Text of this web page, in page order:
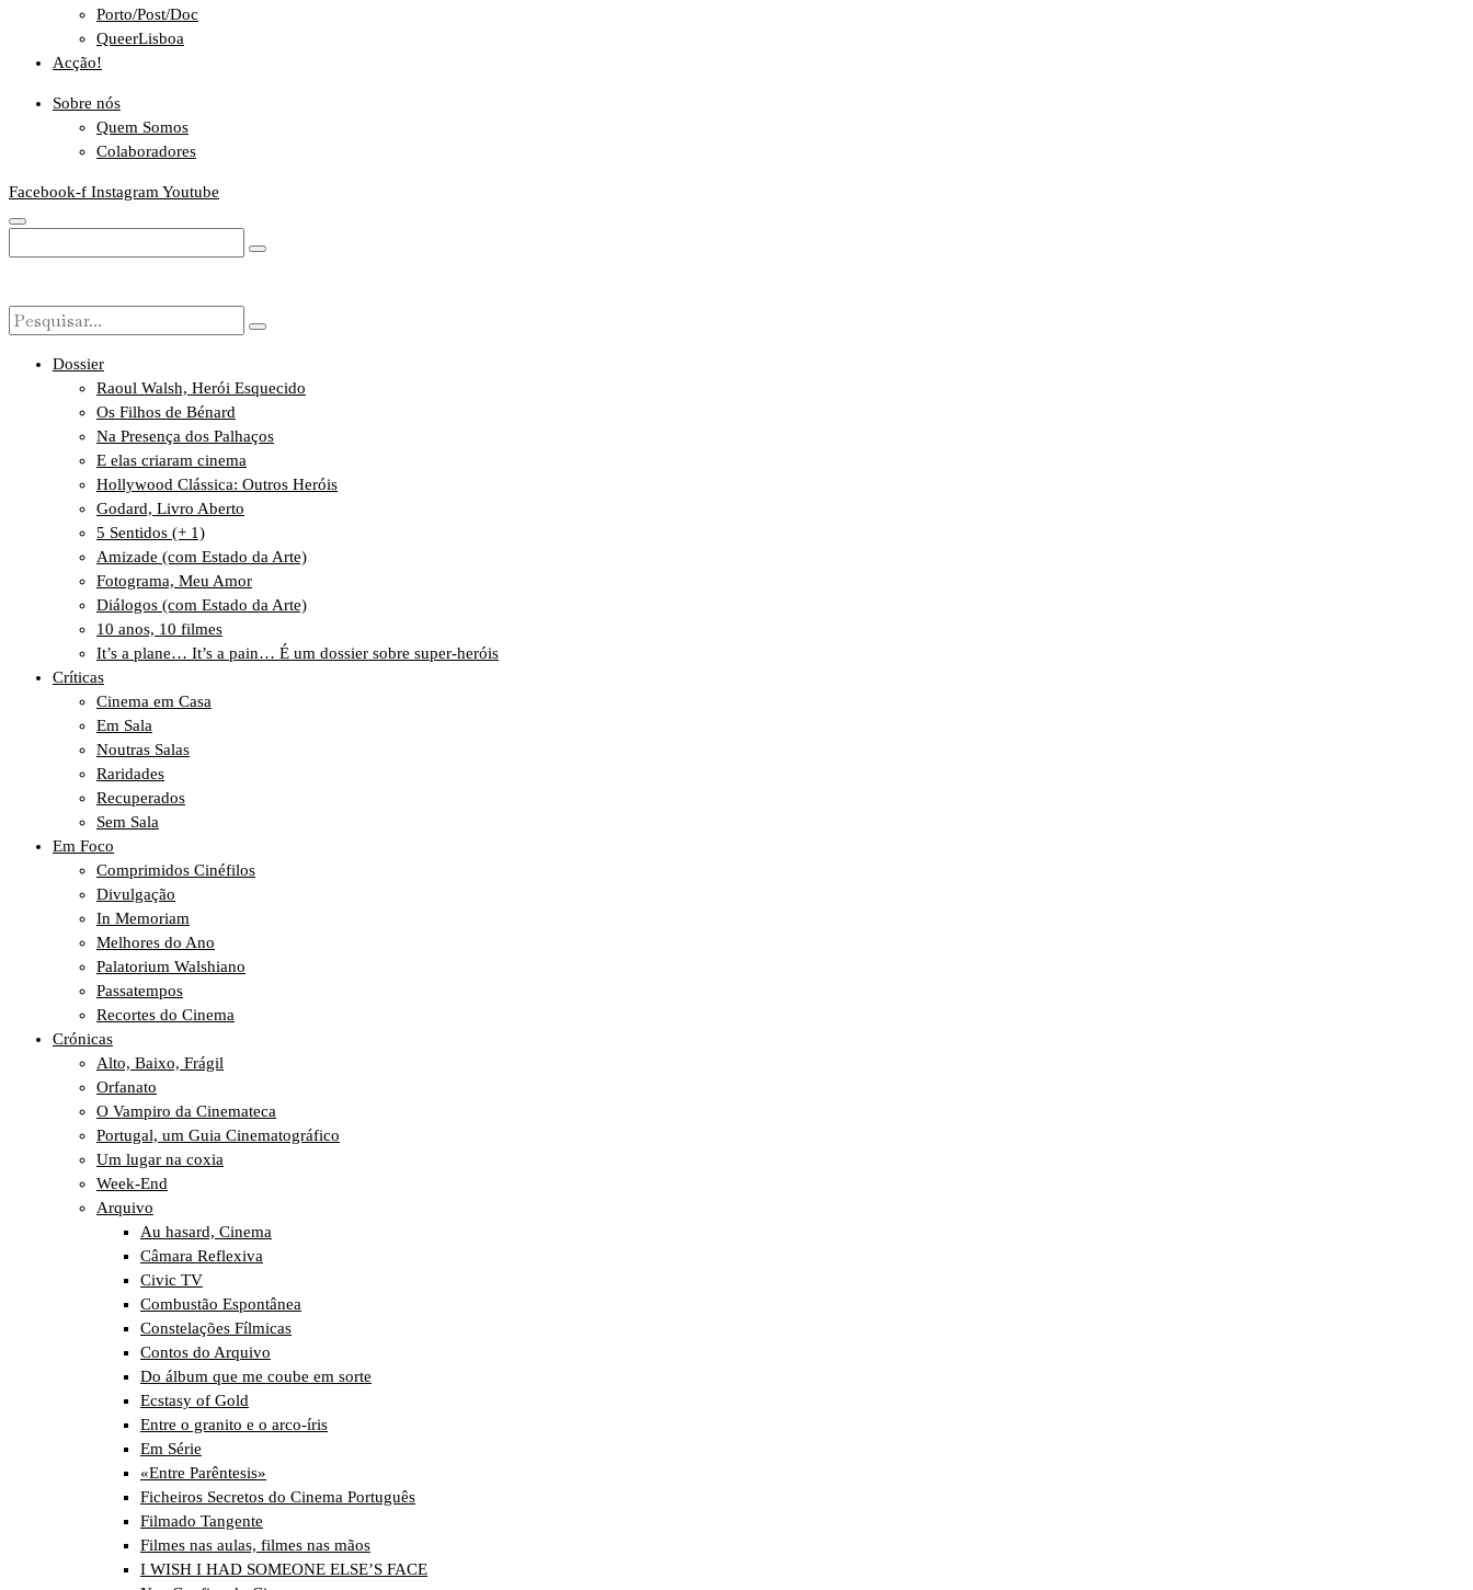
Porto/Post/Doc
QueerLisboa
Acção!
Sobre nós
Quem Somos
Colaboradores
Facebook-f Instagram Youtube
Dossier
Raoul Walsh, Herói Esquecido
Os Filhos de Bénard
Na Presença dos Palhaços
E elas criaram cinema
Hollywood Clássica: Outros Heróis
Godard, Livro Aberto
5 Sentidos (+ 1)
Amizade (com Estado da Arte)
Fotograma, Meu Amor
Diálogos (com Estado da Arte)
10 anos, 10 filmes
It’s a plane… It’s a pain… É um dossier sobre super-heróis
Críticas
Cinema em Casa
Em Sala
Noutras Salas
Raridades
Recuperados
Sem Sala
Em Foco
Comprimidos Cinéfilos
Divulgação
In Memoriam
Melhores do Ano
Palatorium Walshiano
Passatempos
Recortes do Cinema
Crónicas
Alto, Baixo, Frágil
Orfanato
O Vampiro da Cinemateca
Portugal, um Guia Cinematográfico
Um lugar na coxia
Week-End
Arquivo
Au hasard, Cinema
Câmara Reflexiva
Civic TV
Combustão Espontânea
Constelações Fílmicas
Contos do Arquivo
Do álbum que me coube em sorte
Ecstasy of Gold
Entre o granito e o arco-íris
Em Série
«Entre Parêntesis»
Ficheiros Secretos do Cinema Português
Filmado Tangente
Filmes nas aulas, filmes nas mãos
I WISH I HAD SOMEONE ELSE’S FACE